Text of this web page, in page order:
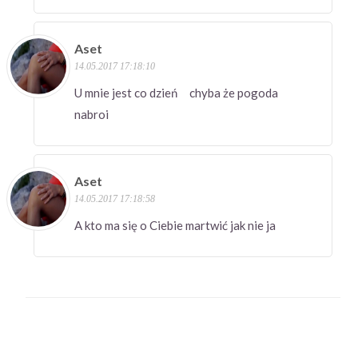
Aset
14.05.2017 17:18:10
U mnie jest co dzień chyba że pogoda
nabroi
Aset
14.05.2017 17:18:58
A kto ma się o Ciebie martwić jak nie ja